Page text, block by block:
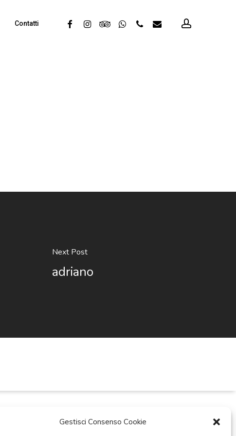
Gestisci Consenso Cookie
Contatti facebookinstagramtripadvisorwhatsappphone email account
Next Post
adriano